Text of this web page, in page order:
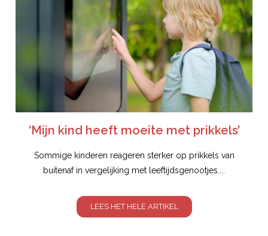
‘Mijn kind heeft moeite met prikkels’
Sommige kinderen reageren sterker op prikkels van
buitenaf in vergelijking met leeftijdsgenootjes....
LEES HET HELE ARTIKEL